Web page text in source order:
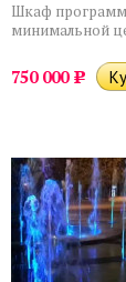
Шкаф
минимальной
750 000 Р